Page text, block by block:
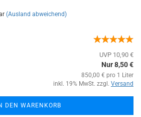
(Ausland abweichend)
UVP 10,90 €
Nur 8,50 €
850,00 € pro 1 Liter
inkl. 19% MwSt. zzgl. Versand
DEN WARENKORB